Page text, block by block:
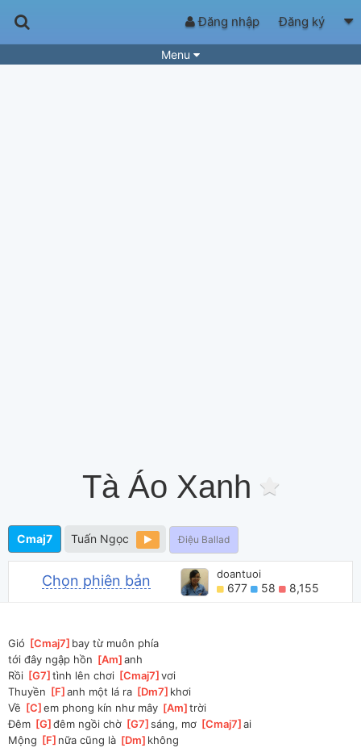
Đăng nhập Đăng ký
Menu
Tà Áo Xanh
Cmaj7 Tuấn Ngọc Điệu Ballad
Chọn phiên bản doantuoi
677 58 8,155
Gió [Cmaj7 ]bay từ muôn phía
tới đây ngập hồn [Am ]
anh
Rồi [G7 ]tình lên chơi [Cmaj7 ]
vơi
Thuyền [F ]
anh một lá ra [Dm7 ]khơi
Về [C ]
em phong kín như mây [Am ]trời
Đêm [G ]
đêm ngồi chờ [G7 ]
sáng, mơ [Cmaj7 ]
ai
Mộng [F ]nữa cũng là [Dm ]không